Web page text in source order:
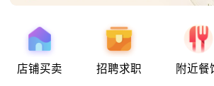
店铺买卖 招聘求职 附近餐